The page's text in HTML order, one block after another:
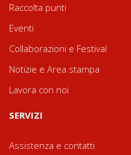
Raccolta punti
Eventi
Collaborazioni e Festival
Notizie e Area stampa
Lavora con noi
SERVIZI
Assistenza e contatti